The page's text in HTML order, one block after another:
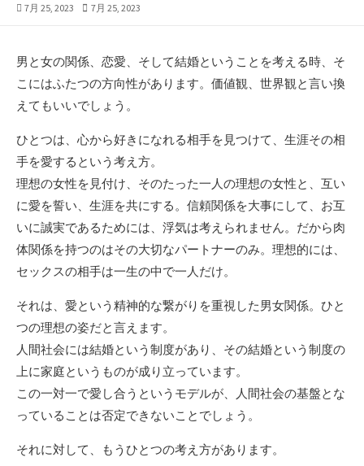
公
7月 25, 2023
最
日
7月 25, 2023
男と女の関係、恋愛、そして結婚ということを考える時、そ
こにはふたつの方向性があります。価値観、世界観と言い換
えてもいいでしょう。
ひとつは、心から好きになれる相手を見つけて、生涯その相
手を愛するという考え方。
理想の女性を見付け、そのたった一人の理想の女性と、互い
に愛を誓い、生涯を共にする。信頼関係を大事にして、お互
いに誠実であるためには、浮気は考えられません。だから肉
体関係を持つのはその大切なパートナーのみ。理想的には、
セックスの相手は一生の中で一人だけ。
それは、愛という精神的な繋がりを重視した男女関係。ひと
つの理想の姿だと言えます。
人間社会には結婚という制度があり、その結婚という制度の
上に家庭というものが成り立っています。
この一対一で愛し合うというモデルが、人間社会の基盤とな
っていることは否定できないことでしょう。
それに対して、もうひとつの考え方があります。